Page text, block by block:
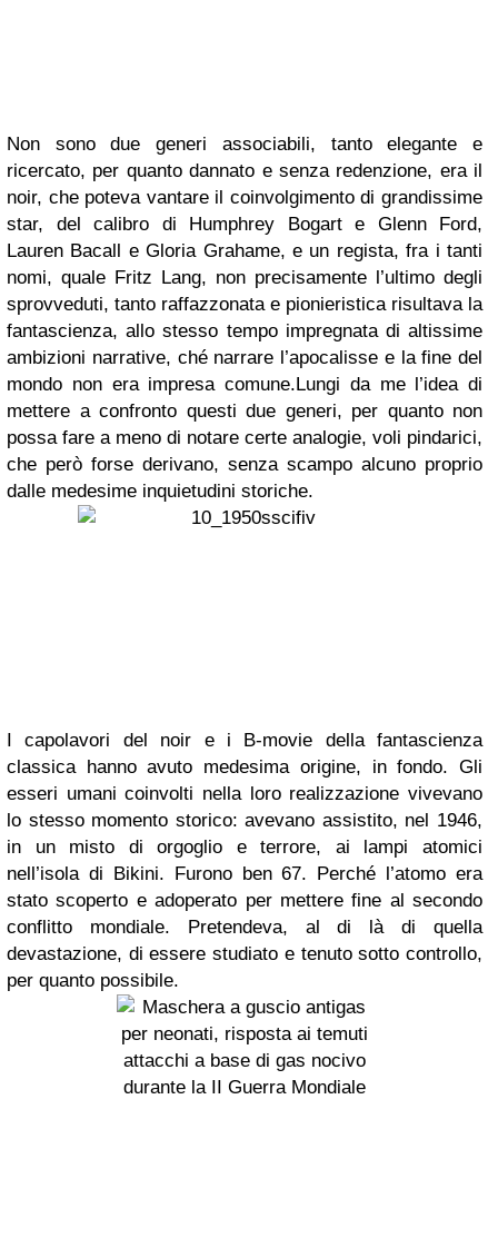
Non sono due generi associabili, tanto elegante e
ricercato, per quanto dannato e senza redenzione, era il
noir, che poteva vantare il coinvolgimento di grandissime
star, del calibro di Humphrey Bogart e Glenn Ford,
Lauren Bacall e Gloria Grahame, e un regista, fra i tanti
nomi, quale Fritz Lang, non precisamente l’ultimo degli
sprovveduti, tanto raffazzonata e pionieristica risultava la
fantascienza, allo stesso tempo impregnata di altissime
ambizioni narrative, ché narrare l’apocalisse e la fine del
mondo non era impresa comune.Lungi da me l’idea di
mettere a confronto questi due generi, per quanto non
possa fare a meno di notare certe analogie, voli pindarici,
che però forse derivano, senza scampo alcuno proprio
dalle medesime inquietudini storiche.
I capolavori del noir e i B-movie della fantascienza
classica hanno avuto medesima origine, in fondo. Gli
esseri umani coinvolti nella loro realizzazione vivevano
lo stesso momento storico: avevano assistito, nel 1946,
in un misto di orgoglio e terrore, ai lampi atomici
nell’isola di Bikini. Furono ben 67. Perché l’atomo era
stato scoperto e adoperato per mettere fine al secondo
conflitto mondiale. Pretendeva, al di là di quella
devastazione, di essere studiato e tenuto sotto controllo,
per quanto possibile.